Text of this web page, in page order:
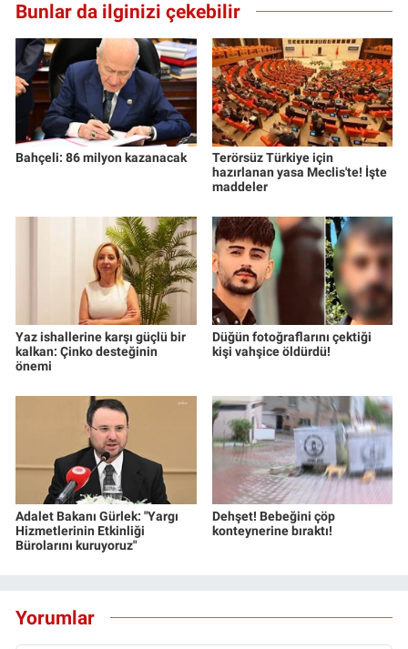
Bunlar da ilginizi çekebilir
Bahçeli: 86 milyon kazanacak
Terörsüz Türkiye için
hazırlanan yasa Meclis'te! İşte
maddeler
Yaz ishallerine karşı güçlü bir
kalkan: Çinko desteğinin
önemi
Düğün fotoğraflarını çektiği
kişi vahşice öldürdü!
Adalet Bakanı Gürlek: "Yargı
Hizmetlerinin Etkinliği
Bürolarını kuruyoruz"
Dehşet! Bebeğini çöp
konteynerine bıraktı!
Yorumlar